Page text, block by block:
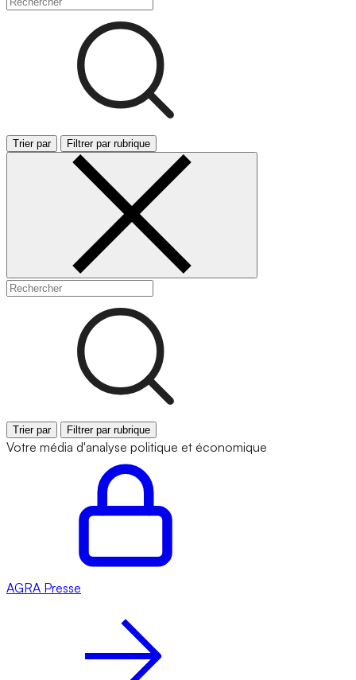
Trier par Filtrer par rubrique
Trier par Filtrer par rubrique
Votre média d'analyse politique et économique
AGRA Presse